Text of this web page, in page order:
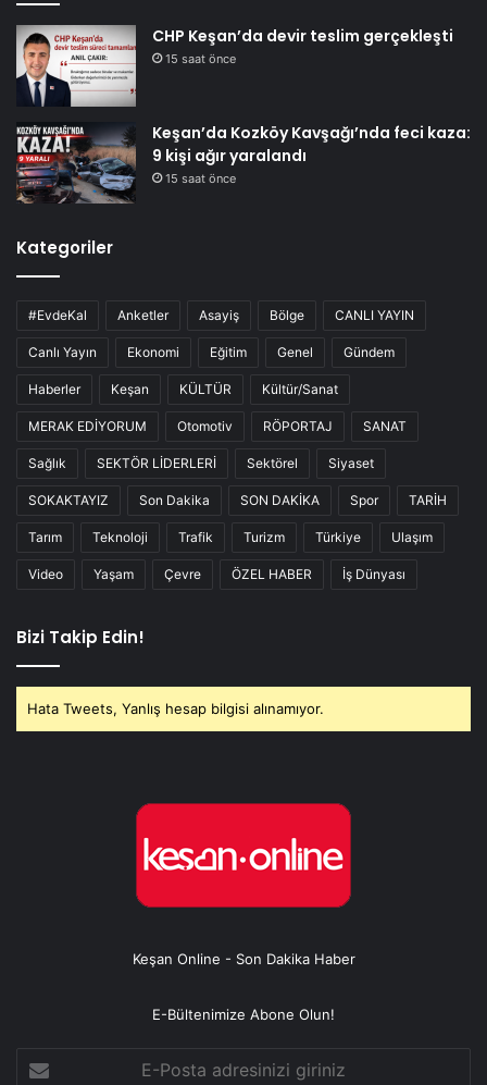
CHP Keşan’da devir teslim gerçekleşti
15 saat önce
Keşan’da Kozköy Kavşağı’nda feci kaza:
9 kişi ağır yaralandı
15 saat önce
Kategoriler
#EvdeKal Anketler Asayiş Bölge CANLI YAYIN
Canlı Yayın Ekonomi Eğitim Genel Gündem
Haberler Keşan KÜLTÜR Kültür/Sanat
MERAK EDİYORUM Otomotiv RÖPORTAJ SANAT
Sağlık SEKTÖR LİDERLERİ Sektörel Siyaset
SOKAKTAYIZ Son Dakika SON DAKİKA Spor TARİH
Tarım Teknoloji Trafik Turizm Türkiye Ulaşım
Video Yaşam Çevre ÖZEL HABER İş Dünyası
Bizi Takip Edin!
Hata Tweets, Yanlış hesap bilgisi alınamıyor.
Keşan Online - Son Dakika Haber
E-Bültenimize Abone Olun!